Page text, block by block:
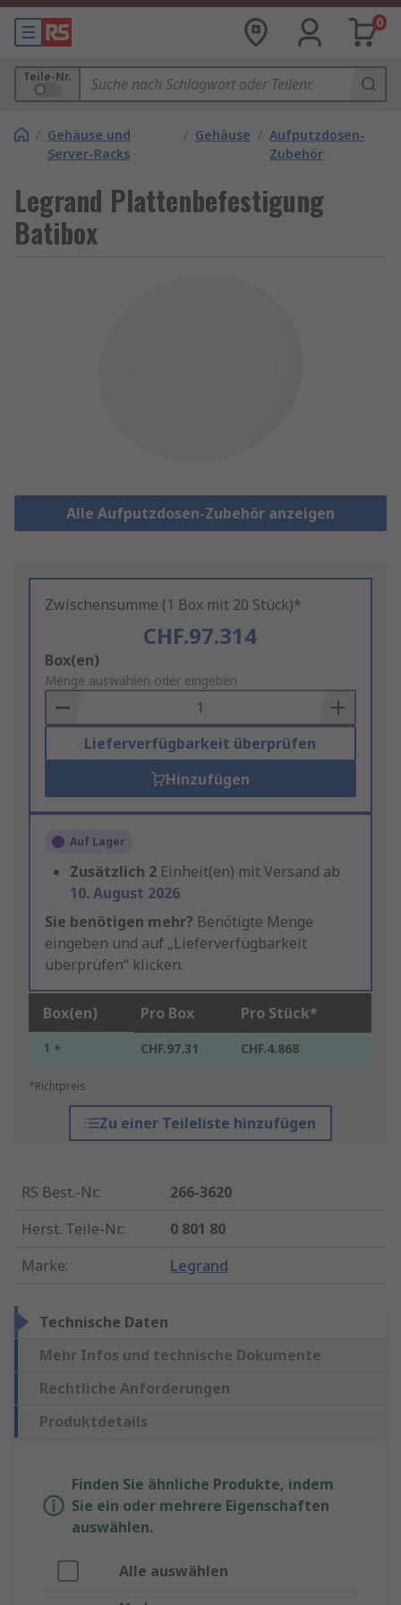
0
Teile-Nr.
/ Gehäuse und
Server-Racks
/ Gehäuse / Aufputzdosen-
Zubehör
Legrand Plattenbefestigung
Batibox
Alle Aufputzdosen-Zubehör anzeigen
Zwischensumme (1 Box mit 20 Stück)*
CHF.97.314
Add
to
Basket
Box(en)
Menge auswählen oder eingeben
Lieferverfügbarkeit überprüfen
Hinzufügen
Auf Lager
Zusätzlich 2 Einheit(en) mit Versand ab
10. August 2026
Sie benötigen mehr? Benötigte Menge
eingeben und auf „Lieferverfügbarkeit
überprüfen“ klicken.
Box(en) Pro Box Pro Stück*
1 + CHF.97.31 CHF.4.868
*Richtpreis
Zu einer Teileliste hinzufügen
RS Best.-Nr.:
266-3620
Herst. Teile-Nr.:
0 801 80
Marke: Legrand
Technische Daten
Mehr Infos und technische Dokumente
Rechtliche Anforderungen
Produktdetails
Finden Sie ähnliche Produkte, indem
Sie ein oder mehrere Eigenschaften
auswählen.
Alle auswählen